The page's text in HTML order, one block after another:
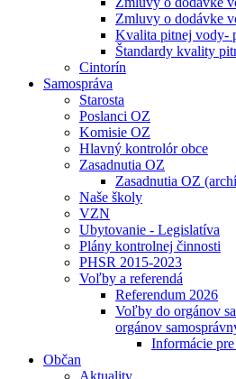
Zmluvy o dodávke
Kvalita pitnej vody-
Štandardy kvality
Cintorín
Samospráva
Starosta
Poslanci OZ
Komisie OZ
Hlavný kontrolór obce
Zasadnutia OZ
Zasadnutia OZ
Naše školy
VZN
Ubytovanie - Legislatíva
Plány kontrolnej činnosti
PHSR 2015-2023
Voľby a referendá
Referendum 2026
Voľby do orgánov
orgánov
Informácie
Občan
Aktuality